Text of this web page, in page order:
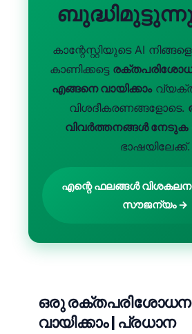
കാന്റേസ്റ്റിയുടെ AI
കാണിക്കട്ടെ
എങ്ങനെ വായിക്കാം
വിശദീകരണങ്ങളോടെ.
വിവർത്തനങ്ങൾ നേടുക
ഭാഷയിലേക്ക്.
എന്റെ ഫലങ്ങൾ
സൗജന്യം →
ഒരു
വായിക്കാം | പ്രധാന
Íslenska
Српски језик
日本語
Русский
Lietuvių kalba
한국어
Magyar